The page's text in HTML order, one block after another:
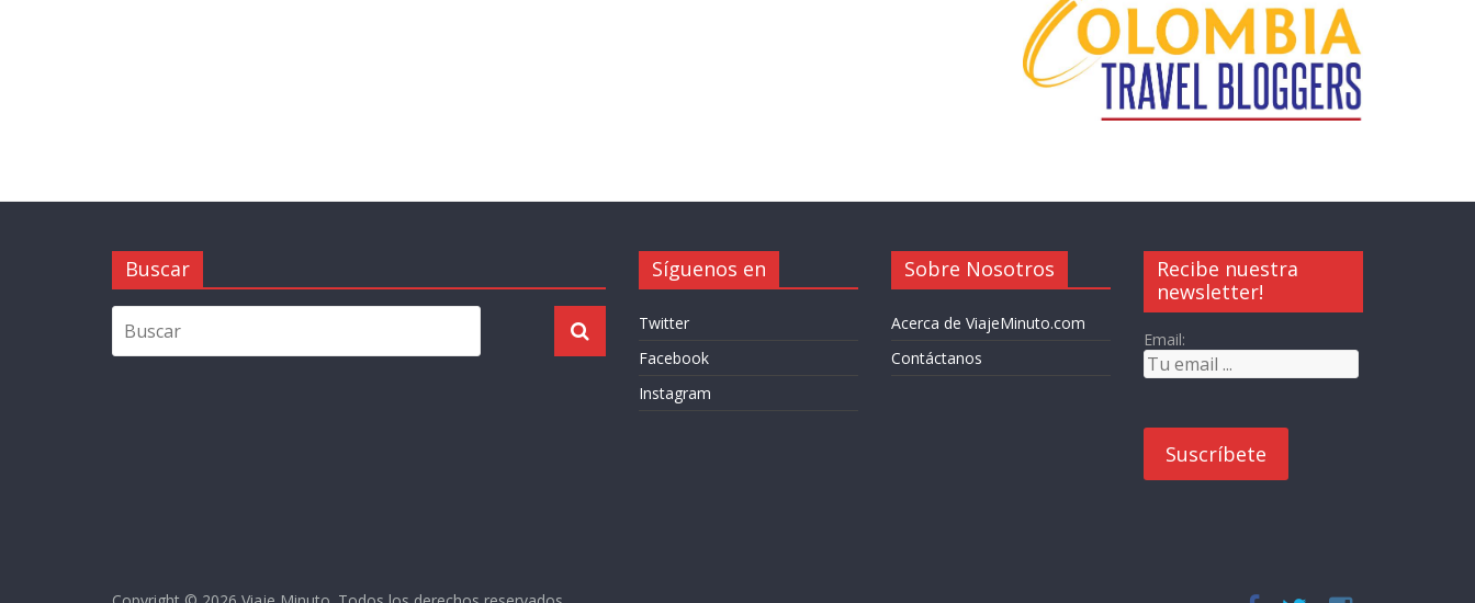
Buscar Síguenos en
Twitter
Facebook
Instagram
Sobre Nosotros
Acerca de ViajeMinuto.com
Contáctanos
Recibe nuestra
newsletter!
Email: